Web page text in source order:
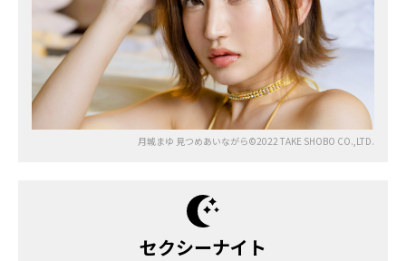
月城まゆ 見つめあいながら©2022 TAKE SHOBO CO.,LTD.
セクシーナイト